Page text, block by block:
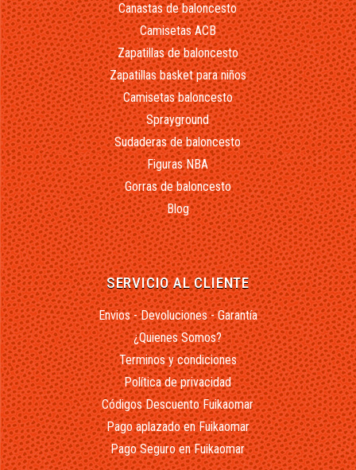
Canastas de baloncesto
Camisetas ACB
Zapatillas de baloncesto
Zapatillas basket para niños
Camisetas baloncesto
Sprayground
Sudaderas de baloncesto
Figuras NBA
Gorras de baloncesto
Blog
SERVICIO AL CLIENTE
Envios - Devoluciones - Garantía
¿Quienes Somos?
Terminos y condiciones
Política de privacidad
Códigos Descuento Fuikaomar
Pago aplazado en Fuikaomar
Pago Seguro en Fuikaomar